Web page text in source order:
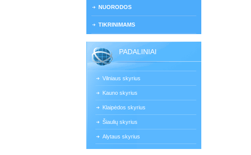
NUORODOS
TIKRINIMAMS
PADALINIAI
Vilniaus skyrius
Kauno skyrius
Klaipėdos skyrius
Šiaulių skyrius
Alytaus skyrius